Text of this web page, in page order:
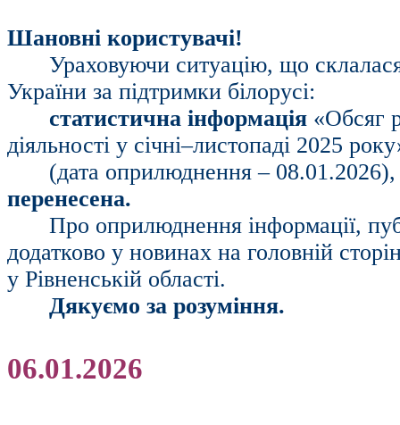
Шановні користувачі!
Ураховуючи ситуацію, що
України за підтримки білорусі:
статистична інформація «Обсяг
діяльності у січні–листопаді 2025
(дата оприлюднення – 08.01.2026),
перенесена.
Про оприлюднення інформації,
додатково у новинах на головній
у Рівненській області.
Дякуємо за розуміння.
06.01.2026